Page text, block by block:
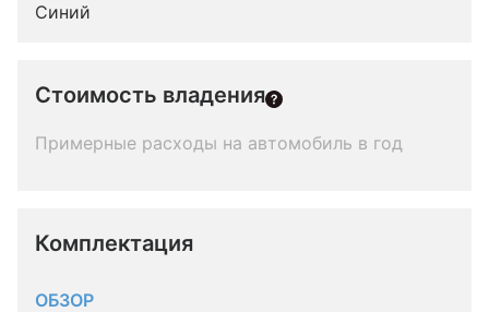
Синий
Стоимость владения
Примерные расходы на автомобиль в год
Комплектация
ОБЗОР